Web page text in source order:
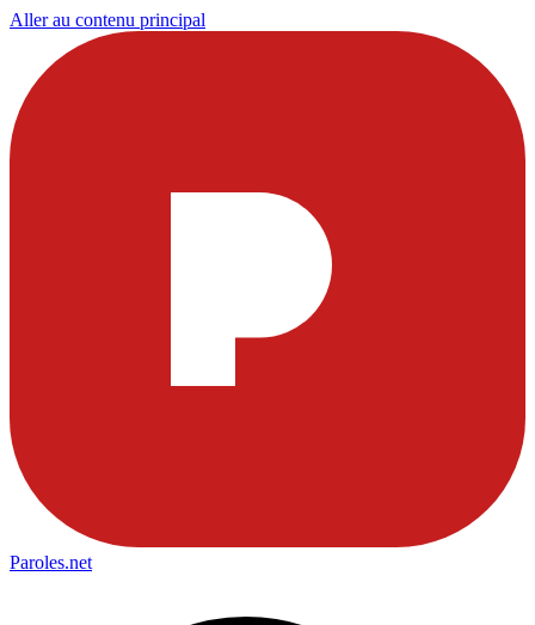
Aller au contenu principal
Paroles.net